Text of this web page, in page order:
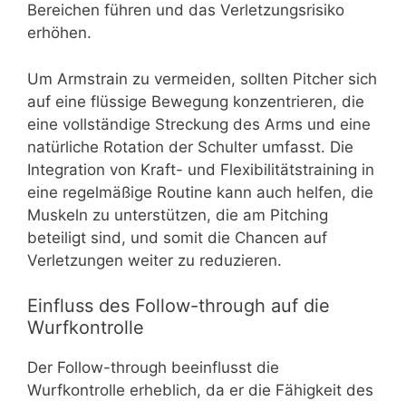
Bereichen führen und das Verletzungsrisiko
erhöhen.
Um Armstrain zu vermeiden, sollten Pitcher sich
auf eine flüssige Bewegung konzentrieren, die
eine vollständige Streckung des Arms und eine
natürliche Rotation der Schulter umfasst. Die
Integration von Kraft- und Flexibilitätstraining in
eine regelmäßige Routine kann auch helfen, die
Muskeln zu unterstützen, die am Pitching
beteiligt sind, und somit die Chancen auf
Verletzungen weiter zu reduzieren.
Einfluss des Follow-through auf die
Wurfkontrolle
Der Follow-through beeinflusst die
Wurfkontrolle erheblich, da er die Fähigkeit des